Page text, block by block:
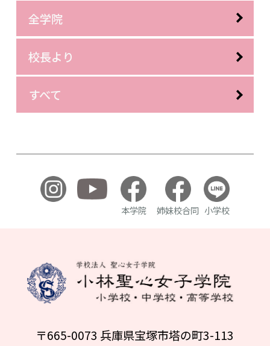
全学院
校長より
すべて
本学院 姉妹校合同 小学校
〒665-0073 兵庫県宝塚市塔の町3-113